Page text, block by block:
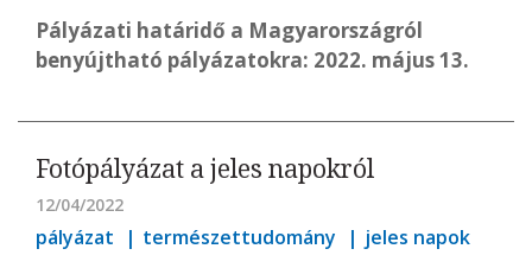
Pályázati határidő a Magyarországról
benyújtható pályázatokra: 2022. május 13.
Fotópályázat a jeles napokról
12/04/2022
pályázat természettudomány jeles napok